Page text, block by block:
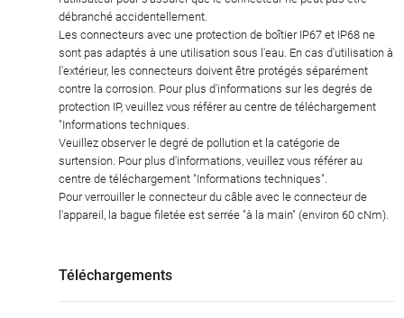
débranché accidentellement.
Les connecteurs avec une protection de boîtier IP67 et IP68 ne
sont pas adaptés à une utilisation sous l'eau. En cas d'utilisation à
l'extérieur, les connecteurs doivent être protégés séparément
contre la corrosion. Pour plus d'informations sur les degrés de
protection IP, veuillez vous référer au centre de téléchargement
"Informations techniques.
Veuillez observer le degré de pollution et la catégorie de
surtension. Pour plus d'informations, veuillez vous référer au
centre de téléchargement "Informations techniques".
Pour verrouiller le connecteur du câble avec le connecteur de
l'appareil, la bague filetée est serrée "à la main" (environ 60 cNm).
Téléchargements